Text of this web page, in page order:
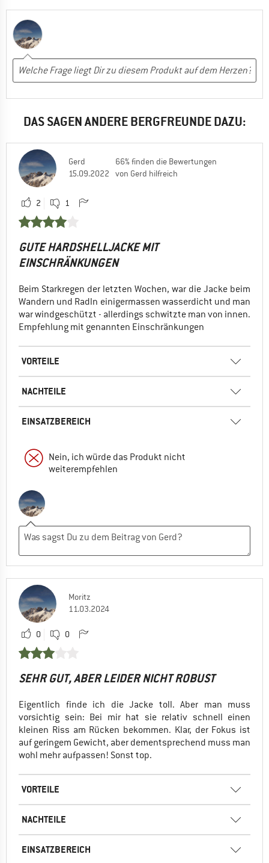
Freizeit
Camping
Trekking
Wandern
Ja, ich würde das Produkt einem Freund empfehlen
DAS SAGEN ANDERE BERGFREUNDE DAZU:
Gerd
15.09.2022
66% finden die Bewertungen
von Gerd hilfreich
2 1
GUTE HARDSHELLJACKE MIT
EINSCHRÄNKUNGEN
Beim Starkregen der letzten Wochen, war die Jacke beim
Wandern und Radln einigermassen wasserdicht und man
war windgeschützt - allerdings schwitzte man von innen.
Empfehlung mit genannten Einschränkungen
VORTEILE
NACHTEILE
EINSATZBEREICH
Nein, ich würde das Produkt nicht
weiterempfehlen
Moritz
11.03.2024
0 0
SEHR GUT, ABER LEIDER NICHT ROBUST
Eigentlich finde ich die Jacke toll. Aber man muss
vorsichtig sein: Bei mir hat sie relativ schnell einen
kleinen Riss am Rücken bekommen. Klar, der Fokus ist
auf geringem Gewicht, aber dementsprechend muss man
wohl mehr aufpassen! Sonst top.
VORTEILE
NACHTEILE
EINSATZBEREICH